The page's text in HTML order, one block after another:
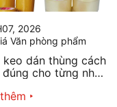
2026
Văn phòng phẩm
keo dán thùng cách
cho từng nhu